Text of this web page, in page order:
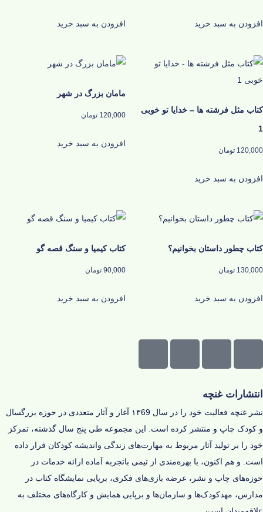
افزودن به سبد خرید افزودن به سبد خرید
کتاب مثل فرشته ها – خدایا تو خوبی
1
120,000 تومان
افزودن به سبد خرید
مامان بزرگ در شهر
120,000 تومان
افزودن به سبد خرید
کتاب چطور داستان بخوانیم؟
130,000 تومان
افزودن به سبد خرید
کتاب کیمیا و سنگ قصه گو
90,000 تومان
افزودن به سبد خرید
انتشارات غنچه
نشر غنچه فعالیت خود را در سال ۱۳69 آغاز و‌ آثار متعددی در حوزه‌ بزرگسال
و کودک چاپ و منتشر کرده است. این مجموعه طی پنج سال گذشته، تمرکز
خود را بر تولید آثار مربوط به مهارت‌های زندگی و‌اندیشه‌ کودکان قرار داده
است. و هم اکنون، با بهره‌مندی از تیمی باتجربه آماده‌ ارائه‌ خدمات در
حوزه‌های چاپ و نشر، عرضه‌ بازی‌های فکری، برپایی نمایشگاه کتاب در
مدارس، مهدکودک‌ها و سازمان‌ها و برپایی همایش و کارگاه‌های مختلف به